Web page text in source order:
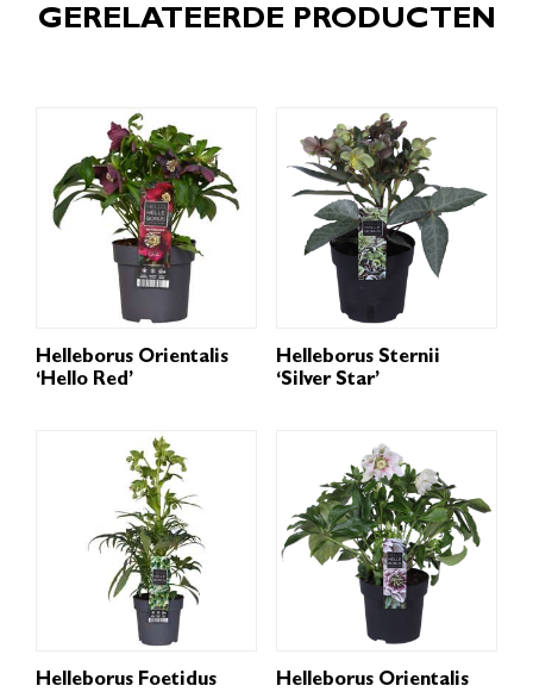
GERELATEERDE PRODUCTEN
Helleborus Orientalis
‘Hello Red’
Helleborus Sternii
‘Silver Star’
Helleborus Foetidus
Helleborus Orientalis